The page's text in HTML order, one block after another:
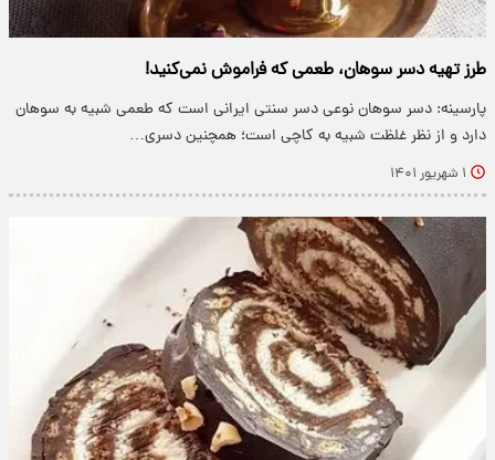
طرز تهیه دسر سوهان، طعمی که فراموش نمی‌کنید!
پارسینه: دسر سوهان نوعی دسر سنتی ایرانی است که طعمی شبیه به سوهان
دارد و از نظر غلظت شبیه به کاچی است؛ همچنین دسری…
۱ شهریور ۱۴۰۱